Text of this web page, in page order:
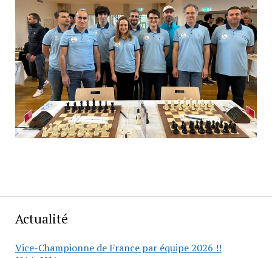
Actualité
Vice-Championne de France par équipe 2026 !!